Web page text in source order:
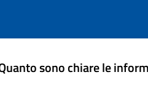
sono chiare le